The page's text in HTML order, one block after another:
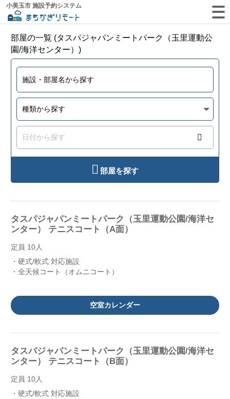
小美玉市 施設予約システム
部屋の一覧 (タスパジャパンミートパーク（玉里運動公
園/海洋センター）)
部屋を探す
タスパジャパンミートパーク（玉里運動公園/海洋セ
ンター） テニスコート（A面）
定員 10人
・硬式/軟式 対応施設
・全天候コート（オムニコート）
空室カレンダー
タスパジャパンミートパーク（玉里運動公園/海洋セ
ンター） テニスコート（B面）
定員 10人
・硬式/軟式 対応施設